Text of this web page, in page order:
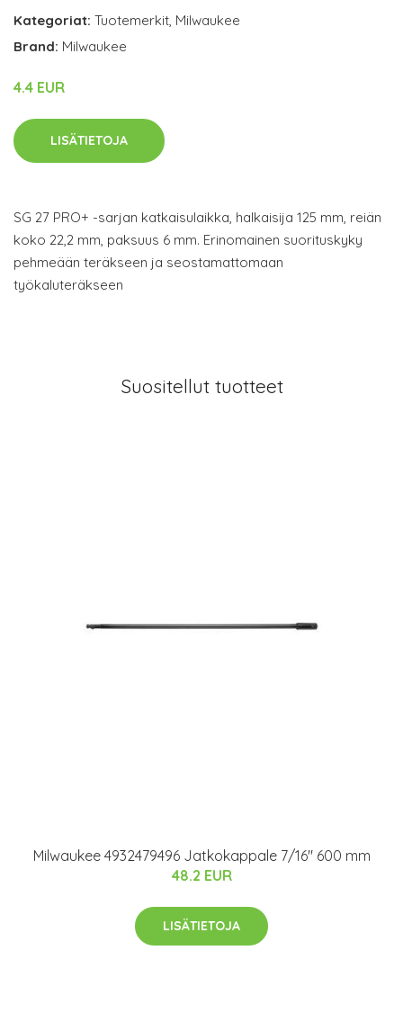
Kategoriat: Tuotemerkit, Milwaukee
Brand: Milwaukee
4.4 EUR
LISÄTIETOJA
SG 27 PRO+ -sarjan katkaisulaikka, halkaisija 125 mm, reiän
koko 22,2 mm, paksuus 6 mm. Erinomainen suorituskyky
pehmeään teräkseen ja seostamattomaan
työkaluteräkseen
Suositellut tuotteet
Milwaukee 4932479496 Jatkokappale 7/16" 600 mm
48.2 EUR
LISÄTIETOJA